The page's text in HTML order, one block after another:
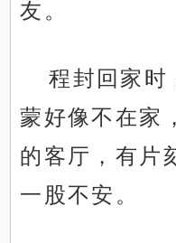
友。
程封回家时
蒙好像不在家
的客厅，有片
一股不安。